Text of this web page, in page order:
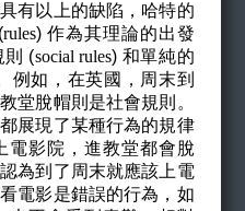
以上的缺陷，哈特的
(rules) 作為其理論的出發
則 (social rules) 和單純的
例如，在英國，周末到
堂脫帽則是社會規則。
展現了某種行為的規律
電影院，進教堂都會脫
為到了周末就應該上電
電影是錯誤的行為，如